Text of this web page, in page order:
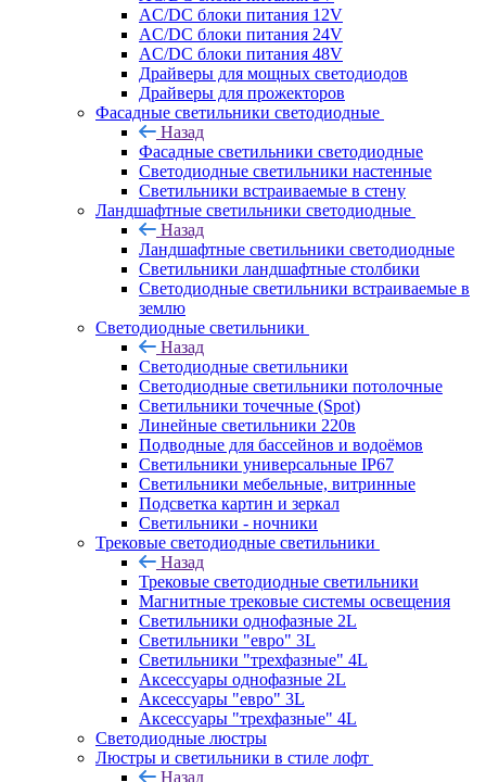
AC/DC блоки питания 12V
AC/DC блоки питания 24V
AC/DC блоки питания 48V
Драйверы для мощных светодиодов
Драйверы для прожекторов
Фасадные светильники светодиодные
Назад
Фасадные светильники светодиодные
Светодиодные светильники настенные
Светильники встраиваемые в стену
Ландшафтные светильники светодиодные
Назад
Ландшафтные светильники светодиодные
Светильники ландшафтные столбики
Светодиодные светильники встраиваемые в
землю
Светодиодные светильники
Назад
Светодиодные светильники
Светодиодные светильники потолочные
Светильники точечные (Spot)
Линейные светильники 220в
Подводные для бассейнов и водоёмов
Светильники универсальные IP67
Светильники мебельные, витринные
Подсветка картин и зеркал
Светильники - ночники
Трековые светодиодные светильники
Назад
Трековые светодиодные светильники
Магнитные трековые системы освещения
Светильники однофазные 2L
Светильники "евро" 3L
Светильники "трехфазные" 4L
Аксессуары однофазные 2L
Аксессуары "евро" 3L
Аксессуары "трехфазные" 4L
Светодиодные люстры
Люстры и светильники в стиле лофт
Назад